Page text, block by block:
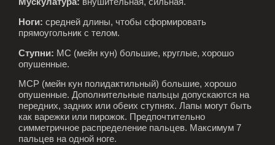
Мускулатура: внушительная, сильная.
Ноги: средней длины, чтобы сформировать
прямоугольник с телом.
Ступни: МС (мейн кун) большие, круглые, хорошо
опушенные.
MCP (мейн кун полидактильный) большие, хорошо
опушенные. Дополнительные пальцы допускаются на
передних, задних или обеих ступнях. Лапы могут быть
как варежки или пирожок. Предпочтительно
симметричное распределение пальцев. Максимум 7
пальцев на одной ноге.